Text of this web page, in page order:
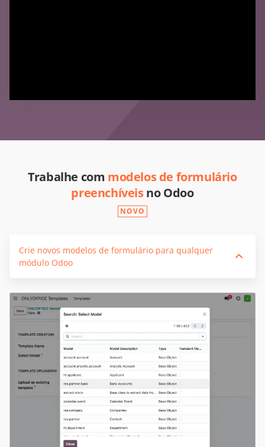
Trabalhe com modelos de formulário
preenchíveisno Odoo
NOVO
Crie novos modelos de formulário para qualquer
módulo Odoo